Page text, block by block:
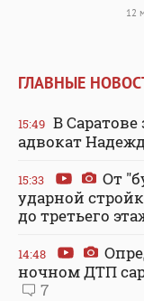
12
ГЛАВНЫЕ
15:49 В
адвокат
15:33
От
ударной
до третьего
14:48
ночном ДТП
7